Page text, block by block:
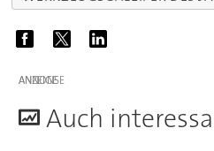
ANZEIGE
Auch